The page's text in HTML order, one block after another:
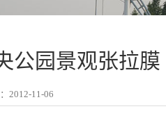
公园景观张拉膜
2012-11-06